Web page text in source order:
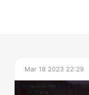
Mar 18 2023 22:29